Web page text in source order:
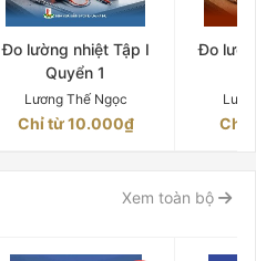
Đo lường nhiệt Tập I
Quyển 1
Lương Thế Ngọc
Chỉ từ 10.000₫
Đo
Chỉ
Xem toàn bộ